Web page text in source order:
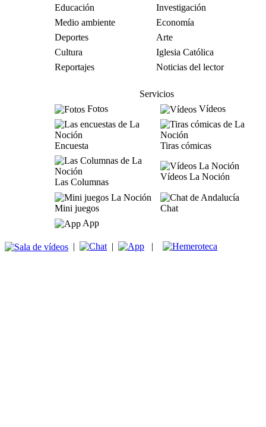
Educación
Investigación
Medio ambiente
Economía
Deportes
Arte
Cultura
Iglesia Católica
Reportajes
Noticias del lector
Servicios
Fotos
Vídeos
Encuesta Tiras cómicas
Las Columnas
Vídeos La Noción
Mini juegos
Chat
App
| | |